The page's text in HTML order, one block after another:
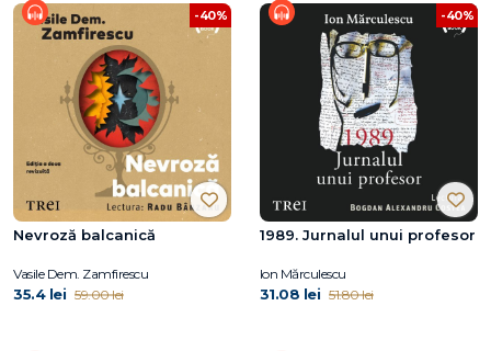
-40%
Nevroză balcanică
Vasile Dem. Zamfirescu
35.4 lei 59.00 lei
-40%
1989. Jurnalul unui profesor
Ion Mărculescu
31.08 lei 51.80 lei